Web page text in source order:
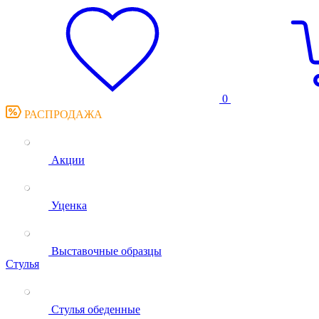
0
РАСПРОДАЖА
Акции
Уценка
Выставочные образцы
Стулья
Стулья обеденные